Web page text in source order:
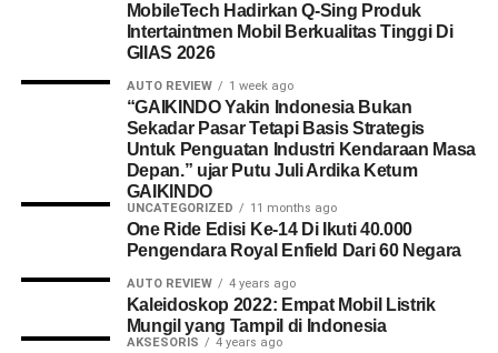
MobileTech Hadirkan Q-Sing Produk
Intertaintmen Mobil Berkualitas Tinggi Di
GIIAS 2026
AUTO REVIEW 1 week ago
“GAIKINDO Yakin Indonesia Bukan
Sekadar Pasar Tetapi Basis Strategis
Untuk Penguatan Industri Kendaraan Masa
Depan.” ujar Putu Juli Ardika Ketum
GAIKINDO
UNCATEGORIZED 11 months ago
One Ride Edisi Ke-14 Di Ikuti 40.000
Pengendara Royal Enfield Dari 60 Negara
AUTO REVIEW 4 years ago
Kaleidoskop 2022: Empat Mobil Listrik
Mungil yang Tampil di Indonesia
AKSESORIS 4 years ago